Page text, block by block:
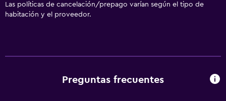
Las políticas de cancelación/prepago varían según el tipo de
habitación y el proveedor.
Preguntas frecuentes